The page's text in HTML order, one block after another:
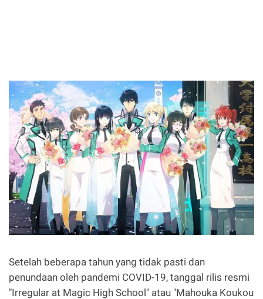
Setelah beberapa tahun yang tidak pasti dan
penundaan oleh pandemi COVID-19, tanggal rilis resmi
"Irregular at Magic High School" atau "Mahouka Koukou